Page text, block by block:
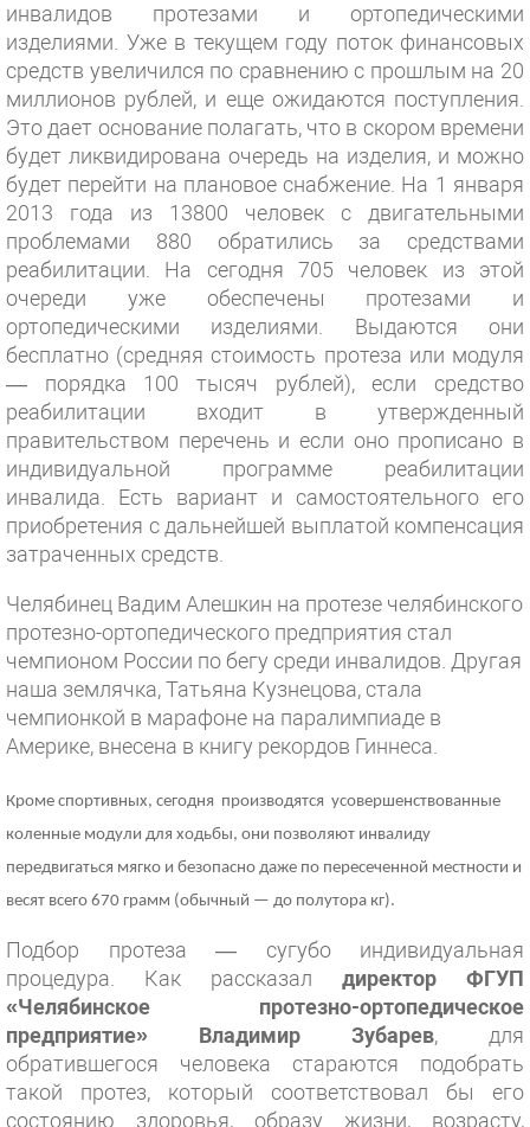
инвалидов протезами и ортопедическими
изделиями. Уже в текущем году поток финансовых
средств увеличился по сравнению с прошлым на 20
миллионов рублей, и еще ожидаются поступления.
Это дает основание полагать, что в скором времени
будет ликвидирована очередь на изделия, и можно
будет перейти на плановое снабжение. На 1 января
2013 года из 13800 человек с двигательными
проблемами 880 обратились за средствами
реабилитации. На сегодня 705 человек из этой
очереди уже обеспечены протезами и
ортопедическими изделиями. Выдаются они
бесплатно (средняя стоимость протеза или модуля
— порядка 100 тысяч рублей), если средство
реабилитации входит в утвержденный
правительством перечень и если оно прописано в
индивидуальной программе реабилитации
инвалида. Есть вариант и самостоятельного его
приобретения с дальнейшей выплатой компенсация
затраченных средств.
Челябинец Вадим Алешкин на протезе челябинского
протезно-ортопедического предприятия стал
чемпионом России по бегу среди инвалидов. Другая
наша землячка, Татьяна Кузнецова, стала
чемпионкой в марафоне на паралимпиаде в
Америке, внесена в книгу рекордов Гиннеса.
Кроме спортивных, сегодня производятся усовершенствованные
коленные модули для ходьбы, они позволяют инвалиду
передвигаться мягко и безопасно даже по пересеченной местности и
весят всего 670 грамм (обычный — до полутора кг).
Подбор протеза — сугубо индивидуальная
процедура. Как рассказал директор ФГУП
«Челябинское протезно-ортопедическое
предприятие» Владимир Зубарев, для
обратившегося человека стараются подобрать
такой протез, который соответствовал бы его
состоянию здоровья, образу жизни, возрасту,